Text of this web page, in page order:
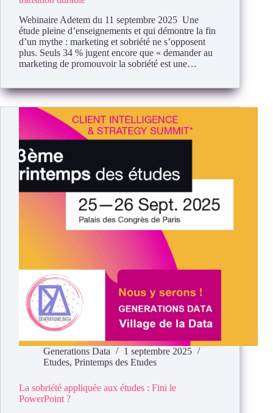
Webinaire Adetem du 11 septembre 2025 Une
étude pleine d’enseignements et qui démontre la fin
d’un mythe : marketing et sobriété ne s’opposent
plus. Seuls 34 % jugent encore que « demander au
marketing de promouvoir la sobriété est une…
Generations Data
1 septembre 2025
Etudes, Printemps des Etudes
La sobriété appliquée aux études : Fini le
PowerPoint ?